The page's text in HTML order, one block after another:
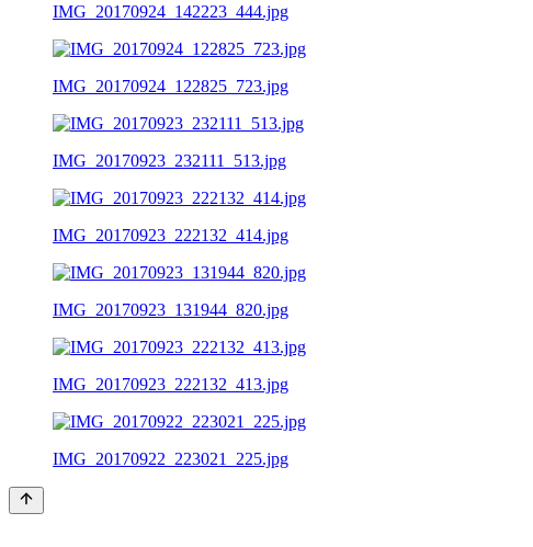
IMG_20170924_142223_444.jpg
IMG_20170924_122825_723.jpg
IMG_20170923_232111_513.jpg
IMG_20170923_222132_414.jpg
IMG_20170923_131944_820.jpg
IMG_20170923_222132_413.jpg
IMG_20170922_223021_225.jpg